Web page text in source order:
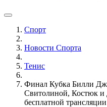
Спорт
Новости Cпорта
Тенис
Финал Кубка Билли
Свитолиной, Костюк и
бесплатной трансляции